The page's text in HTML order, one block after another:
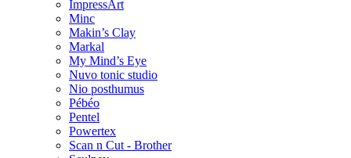
ImpressArt
Minc
Makin’s Clay
Markal
My Mind’s Eye
Nuvo tonic studio
Nio posthumus
Pébéo
Pentel
Powertex
Scan n Cut - Brother